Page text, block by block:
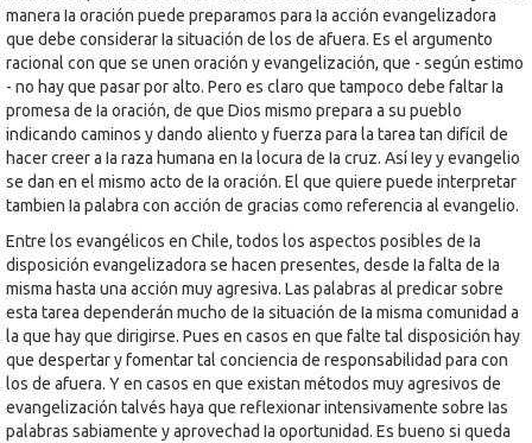
manera Ia oración puede preparamos para Ia acción evangelizadora
que debe considerar Ia situación de los de afuera. Es el argumento
racional con que se unen oración y evangelización, que - según estimo
- no hay que pasar por alto. Pero es claro que tampoco debe faltar Ia
promesa de Ia oración, de que Dios mismo prepara a su pueblo
indicando caminos y dando aliento y fuerza para la tarea tan difícil de
hacer creer a Ia raza humana en Ia locura de Ia cruz. Así Iey y evangelio
se dan en el mismo acto de Ia oración. El que quiere puede interpretar
tambien Ia palabra con acción de gracias como referencia al evangelio.
Entre los evangélicos en Chile, todos los aspectos posibles de Ia
disposición evangelizadora se hacen presentes, desde Ia falta de Ia
misma hasta una acción muy agresiva. Las palabras al predicar sobre
esta tarea dependerán mucho de Ia situación de Ia misma comunidad a
la que hay que dirigirse. Pues en casos en que falte tal disposición hay
que despertar y fomentar tal conciencia de responsabilidad para con
los de afuera. Y en casos en que existan métodos muy agresivos de
evangelización talvés haya que reflexionar intensivamente sobre Ias
palabras sabiamente y aprovechad Ia oportunidad. Es bueno si queda